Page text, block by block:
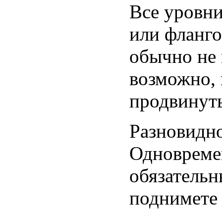
Все
или
обычно не
возможно,